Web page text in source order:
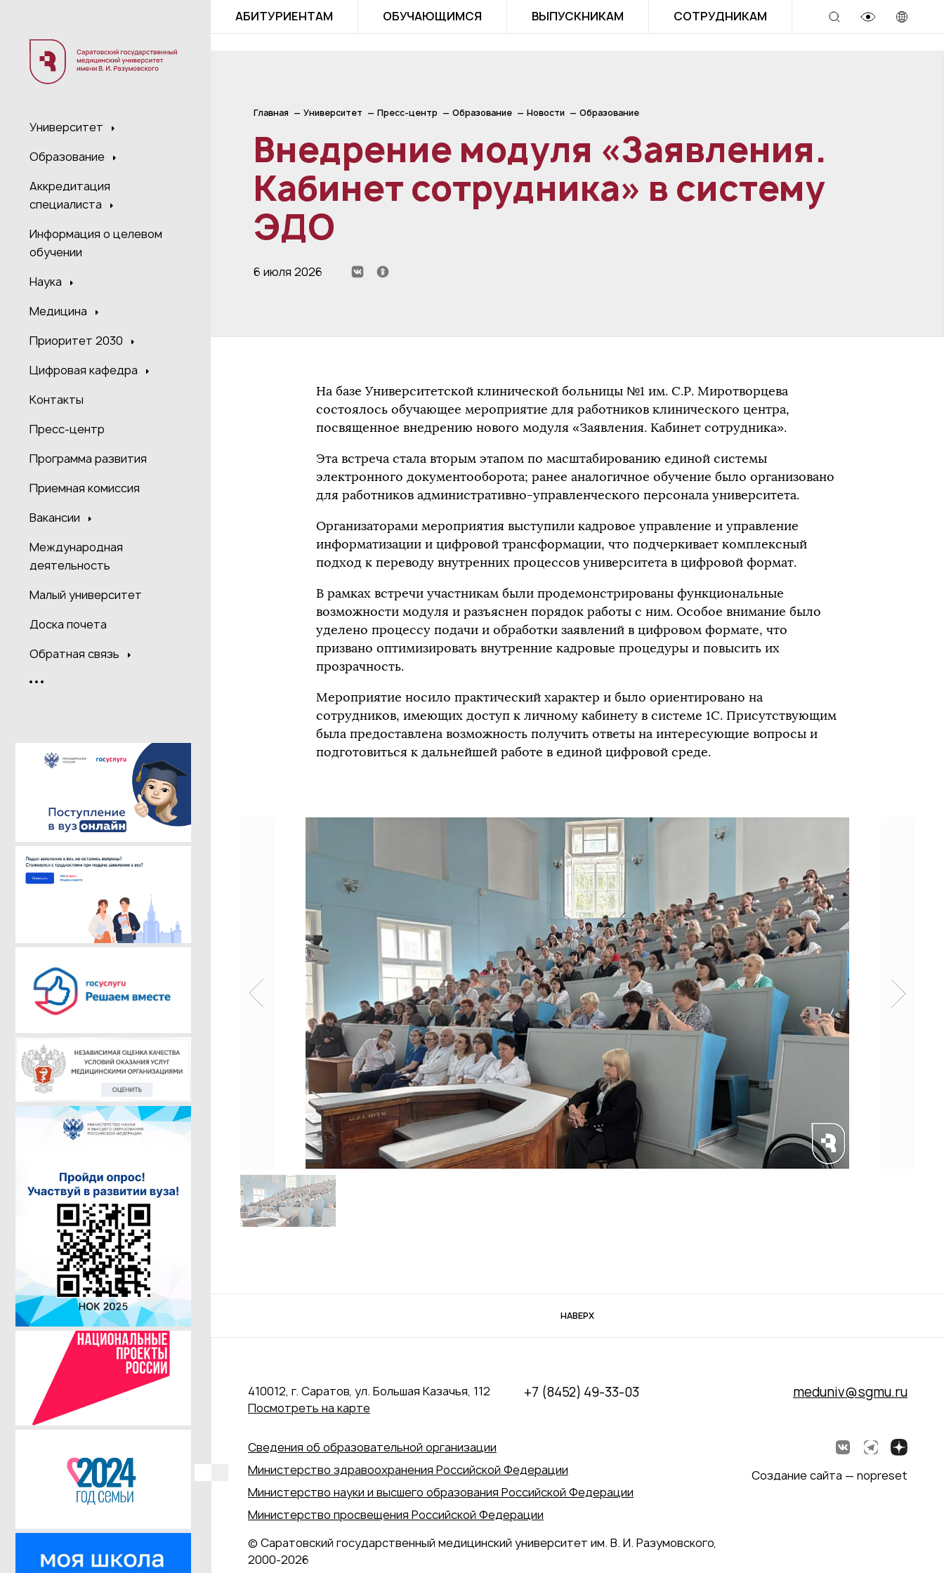
Университет
Образование
Аккредитация
специалиста
Информация о целевом
обучении
Наука
Медицина
Приоритет 2030
Цифровая кафедра
Контакты
Пресс-центр
Программа развития
Приемная комиссия
Вакансии
Международная
деятельность
Малый университет
Доска почета
Обратная связь
АБИТУРИЕНТАМ ОБУЧАЮЩИМСЯ ВЫПУСКНИКАМ СОТРУДНИКАМ
Главная Университет Пресс-центр Образование Новости Образование
Внедрение модуля «Заявления.
Кабинет сотрудника» в систему
ЭДО
6 июля 2026
На базе Университетской клинической больницы №1 им. С.Р. Миротворцева
состоялось обучающее мероприятие для работников клинического центра,
посвященное внедрению нового модуля «Заявления. Кабинет сотрудника».
Эта встреча стала вторым этапом по масштабированию единой системы
электронного документооборота; ранее аналогичное обучение было организовано
для работников административно-управленческого персонала университета.
Организаторами мероприятия выступили кадровое управление и управление
информатизации и цифровой трансформации, что подчеркивает комплексный
подход к переводу внутренних процессов университета в цифровой формат.
В рамках встречи участникам были продемонстрированы функциональные
возможности модуля и разъяснен порядок работы с ним. Особое внимание было
уделено процессу подачи и обработки заявлений в цифровом формате, что
призвано оптимизировать внутренние кадровые процедуры и повысить их
прозрачность.
Мероприятие носило практический характер и было ориентировано на
сотрудников, имеющих доступ к личному кабинету в системе 1С. Присутствующим
была предоставлена возможность получить ответы на интересующие вопросы и
подготовиться к дальнейшей работе в единой цифровой среде.
НАВЕРХ
410012, г. Саратов, ул. Большая Казачья, 112
Посмотреть на карте
+7 (8452) 49-33-03 meduniv@sgmu.ru
Сведения об образовательной организации
Министерство здравоохранения Российской Федерации
Министерство науки и высшего образования Российской Федерации
Министерство просвещения Российской Федерации
© Саратовский государственный медицинский университет им. В. И. Разумовского,
2000‑2026
Создание сайта — nopreset